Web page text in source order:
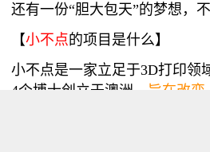
还有一份“胆大包天”的梦想，
【小不点的项目是什么】
小不点是一家立足于3D打印领
4个博士创立于澳洲， 旨在改变